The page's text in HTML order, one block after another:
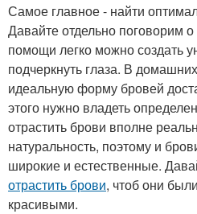
Самое главное - найти
Давайте отдельно поговорим
помощи легко можно создать
подчеркнуть глаза. В
идеальную форму бровей
этого нужно владеть
отрастить брови вполне
натуральность, поэтому и
широкие и естественные.
отрастить брови, чтоб они
красивыми.